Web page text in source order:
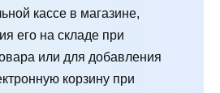
кассе в магазине,
его на складе при
или для добавления
корзину при